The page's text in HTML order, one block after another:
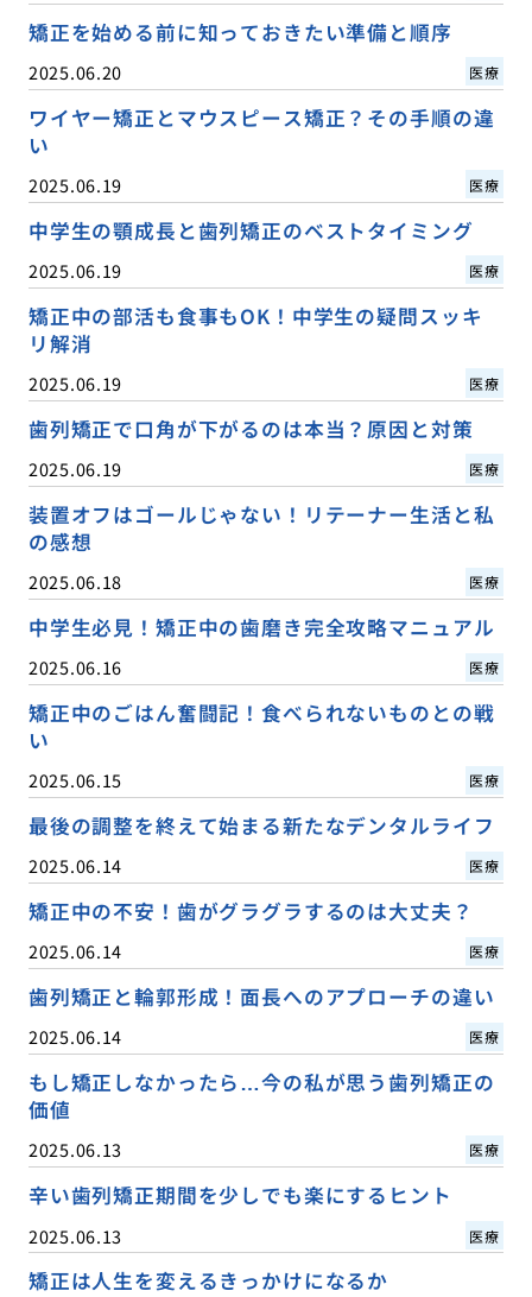
矯正を始める前に知っておきたい準備と順序
2025.06.20 医療
ワイヤー矯正とマウスピース矯正？その手順の違
い
2025.06.19 医療
中学生の顎成長と歯列矯正のベストタイミング
2025.06.19 医療
矯正中の部活も食事もOK！中学生の疑問スッキ
リ解消
2025.06.19 医療
歯列矯正で口角が下がるのは本当？原因と対策
2025.06.19 医療
装置オフはゴールじゃない！リテーナー生活と私
の感想
2025.06.18 医療
中学生必見！矯正中の歯磨き完全攻略マニュアル
2025.06.16 医療
矯正中のごはん奮闘記！食べられないものとの戦
い
2025.06.15 医療
最後の調整を終えて始まる新たなデンタルライフ
2025.06.14 医療
矯正中の不安！歯がグラグラするのは大丈夫？
2025.06.14 医療
歯列矯正と輪郭形成！面長へのアプローチの違い
2025.06.14 医療
もし矯正しなかったら…今の私が思う歯列矯正の
価値
2025.06.13 医療
辛い歯列矯正期間を少しでも楽にするヒント
2025.06.13 医療
矯正は人生を変えるきっかけになるか